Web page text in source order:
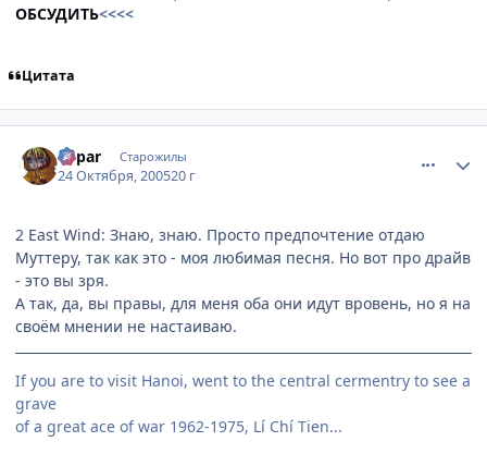
ОБСУДИТЬ<<<<
Цитата
hepar Старожилы
24 Октября, 200520 г
2 East Wind: Знаю, знаю. Просто предпочтение отдаю
Муттеру, так как это - моя любимая песня. Но вот про драйв
- это вы зря.
А так, да, вы правы, для меня оба они идут вровень, но я на
своём мнении не настаиваю.
If you are to visit Hanoi, went to the central cermentry to see a
grave
of a great ace of war 1962-1975, Lí Chí Tien...